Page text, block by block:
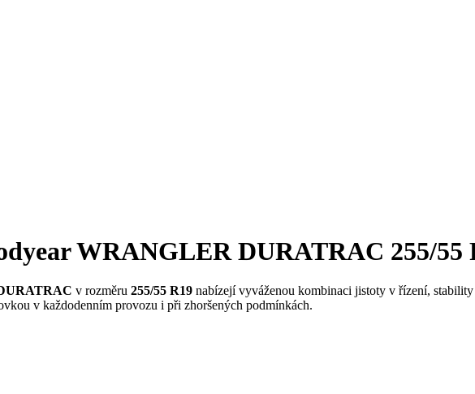
WRANGLER DURATRAC 255/55
v rozměru 255/55 R19 nabízejí vyváženou kombinaci jistoty v řízení,
v každodenním provozu i při zhoršených podmínkách.